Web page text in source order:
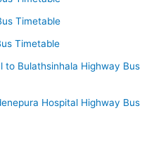
Timetable
Timetable
to Bulathsinhala Highway Bus
Hospital Highway Bus